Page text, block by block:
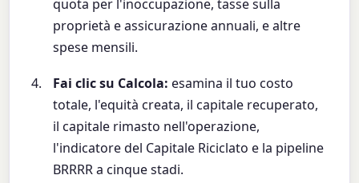
quota per l'inoccupazione, tasse sulla
proprietà e assicurazione annuali, e altre
spese mensili.
Fai clic su Calcola: esamina il tuo costo
totale, l'equità creata, il capitale recuperato,
il capitale rimasto nell'operazione,
l'indicatore del Capitale Riciclato e la pipeline
BRRRR a cinque stadi.